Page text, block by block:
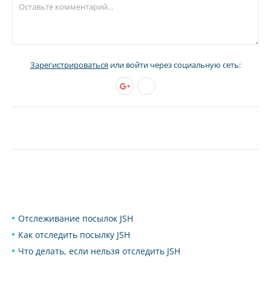
Зарегистрироваться или войти через социальную сеть:
Отслеживание посылок JSH
Как отследить посылку JSH
Что делать, если нельзя отследить JSH